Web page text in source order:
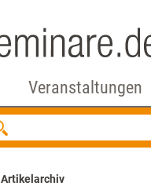
Veranstaltungen
Artikelarchiv